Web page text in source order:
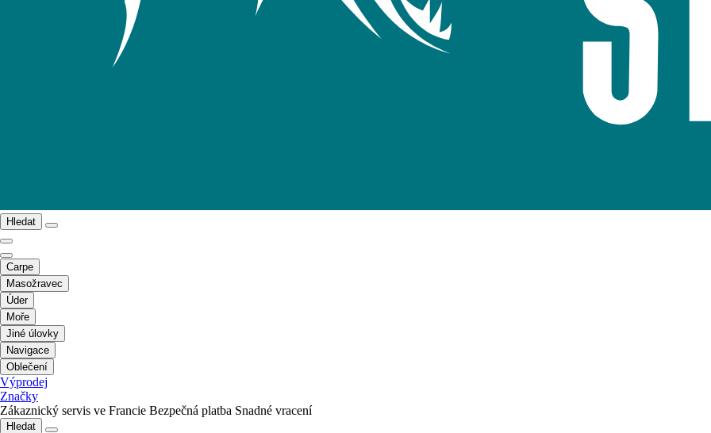
Hledat
Carpe
Masožravec
Úder
Moře
Jiné úlovky
Navigace
Oblečení
Výprodej
Značky
Zákaznický servis ve Francie Bezpečná platba Snadné vracení
Hledat